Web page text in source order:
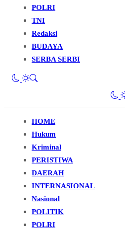
POLRI
TNI
Redaksi
BUDAYA
SERBA SERBI
HOME
Hukum
Kriminal
PERISTIWA
DAERAH
INTERNASIONAL
Nasional
POLITIK
POLRI